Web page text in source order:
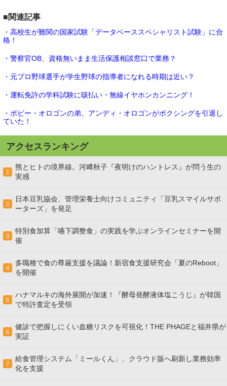
■関連記事
・高校生が難関の国家試験「データベーススペシャリスト試験」に合
格！
・警察官OB、資格無いまま生活保護相談窓口で業務？
・元プロ野球選手が学生野球の指導者になれる時期は近い？
・運転免許の学科試験に咳払い・無線イヤホンカンニング！
・ボビー・オロゴンの弟、アンディ・オロゴンがボクシングを引退し
ていた！
アクセスランキング
1
熊とヒトの境界線。河﨑秋子『夜明けのハントレス』が問う生の
実感
2
日本豆乳協会、管理栄養士向けコミュニティ「豆乳スマイルサポ
ーターズ」を発足
3
特別食加算「嚥下調整食」の実践を学ぶオンラインセミナーを開
催
4
多職種で食の尊厳支援を議論！新宿食支援研究会「夏のReboot」
を開催
5
ハナマルキの海外展開が加速！『酵母発酵液体塩こうじ』が韓国
で特許査定を受領
6
健診で把握しにくい血糖リスクを可視化！THE PHAGEと福井県が
実証
7
給食管理システム「ミールくん」、クラウド版へ刷新し業務効率
化を支援